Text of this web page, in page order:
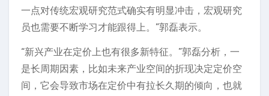
一点对传统宏观研究范式确实有明显冲击，宏观研究
员也需要不断学习才能跟得上。”郭磊表示。
“新兴产业在定价上也有很多新特征。”郭磊分析，一
是长周期因素，比如未来产业空间的折现决定定价空
间，它会导致市场在定价中有拉长久期的倾向，也就